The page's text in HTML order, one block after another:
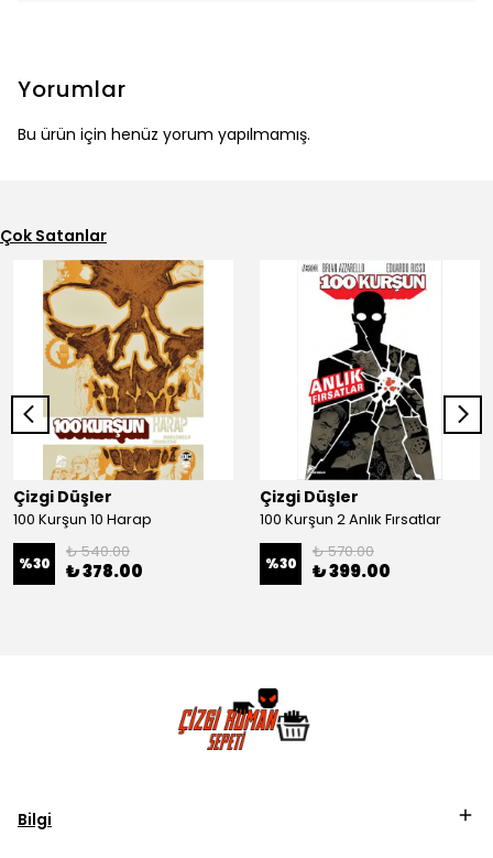
Yorumlar
Bu ürün için henüz yorum yapılmamış.
Çok Satanlar
Çizgi Düşler
100 Kurşun 10 Harap
%30
₺ 540.00
₺ 378.00
Çizgi Düşler
100 Kurşun 2 Anlık Fırsatlar
%30
₺ 570.00
₺ 399.00
Bilgi